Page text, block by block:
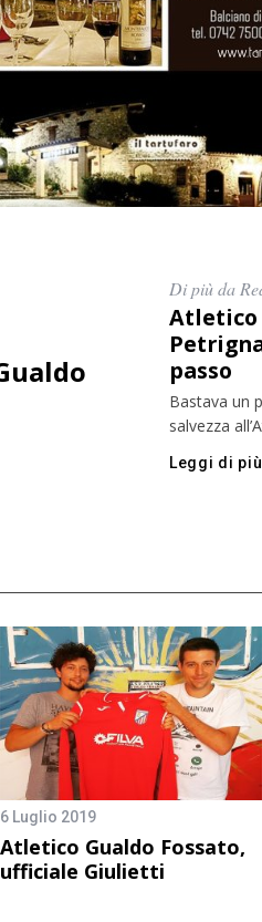
Di più da
Atletico
passo
Bastava un
salvezza
Leggi di più
6 Luglio 2019
Atletico Gualdo Fossato,
ufficiale Giulietti